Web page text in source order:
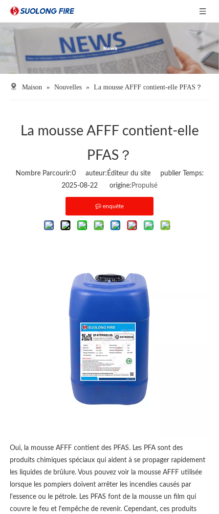
Maison » Nouvelles » La mousse AFFF contient-elle PFAS？
La mousse AFFF contient-elle
PFAS？
Nombre Parcourir:0auteur:Éditeur du site publier Temps:
2025-08-22 origine: Propulsé
enquête
Oui, la mousse AFFF contient des PFAS. Les PFA sont des
produits chimiques spéciaux qui aident à se propager rapidement
les liquides de brûlure. Vous pouvez voir la mousse AFFF utilisée
lorsque les pompiers doivent arrêter les incendies causés par
l'essence ou le pétrole. Les PFAS font de la mousse un film qui
couvre le feu et l'empêche de revenir. Cependant, ces produits